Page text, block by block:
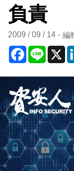
負責
2009 / 09 / 14 編
Facebook
Line X